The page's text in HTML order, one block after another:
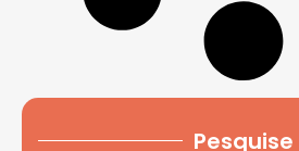
Pesquise